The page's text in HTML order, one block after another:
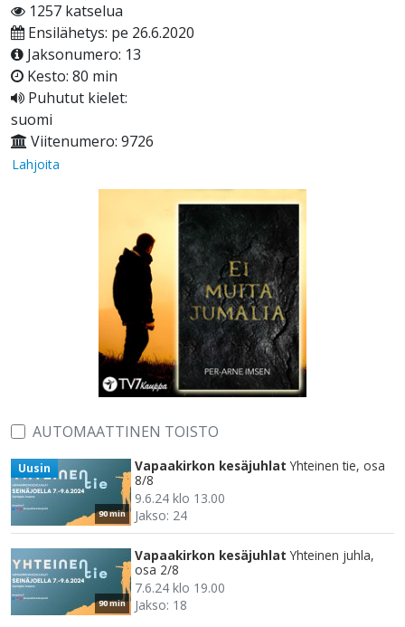
1257 katselua
Ensilähetys: pe 26.6.2020
Jaksonumero: 13
Kesto: 80 min
Puhutut kielet:
suomi
Viitenumero: 9726
Lahjoita
AUTOMAATTINEN TOISTO
90 min
Uusin Vapaakirkon kesäjuhlat Yhteinen tie, osa
8/8
9.6.24 klo 13.00
Jakso: 24
90 min
Vapaakirkon kesäjuhlat Yhteinen juhla,
osa 2/8
7.6.24 klo 19.00
Jakso: 18